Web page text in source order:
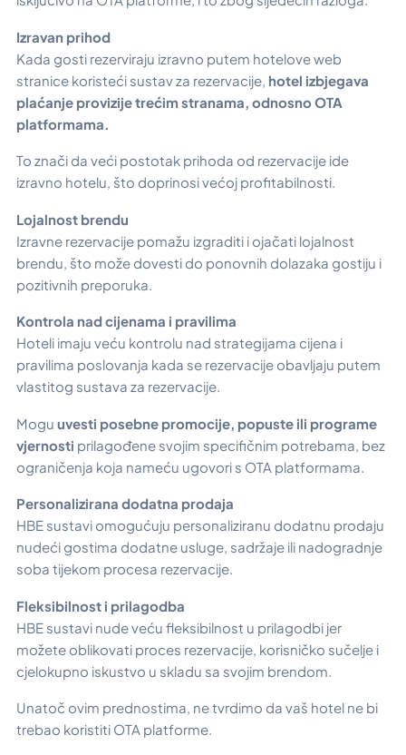
Izravan prihod
Kada gosti rezerviraju izravno putem hotelove web
stranice koristeći sustav za rezervacije, hotel izbjegava
plaćanje provizije trećim stranama, odnosno OTA
platformama.
To znači da veći postotak prihoda od rezervacije ide
izravno hotelu, što doprinosi većoj profitabilnosti.
Lojalnost brendu
Izravne rezervacije pomažu izgraditi i ojačati lojalnost
brendu, što može dovesti do ponovnih dolazaka gostiju i
pozitivnih preporuka.
Kontrola nad cijenama i pravilima
Hoteli imaju veću kontrolu nad strategijama cijena i
pravilima poslovanja kada se rezervacije obavljaju putem
vlastitog sustava za rezervacije.
Mogu uvesti posebne promocije, popuste ili programe
vjernosti prilagođene svojim specifičnim potrebama, bez
ograničenja koja nameću ugovori s OTA platformama.
Personalizirana dodatna prodaja
HBE sustavi omogućuju personaliziranu dodatnu prodaju
nudeći gostima dodatne usluge, sadržaje ili nadogradnje
soba tijekom procesa rezervacije.
Fleksibilnost i prilagodba
HBE sustavi nude veću fleksibilnost u prilagodbi jer
možete oblikovati proces rezervacije, korisničko sučelje i
cjelokupno iskustvo u skladu sa svojim brendom.
Unatoč ovim prednostima, ne tvrdimo da vaš hotel ne bi
trebao koristiti OTA platforme.